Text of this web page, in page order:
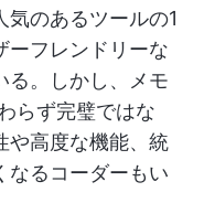
のあるツールの1
ーフレンドリーな
る。しかし、メモ
らず完璧ではな
や高度な機能、統
なるコーダーもい